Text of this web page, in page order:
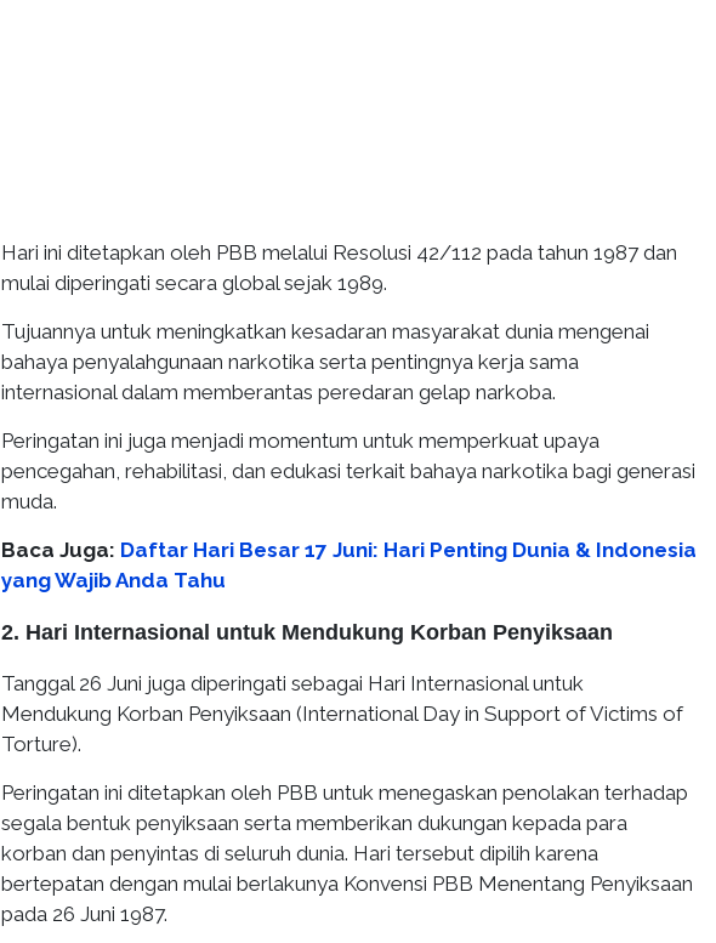
Hari ini ditetapkan oleh PBB melalui Resolusi 42/112 pada tahun 1987 dan
mulai diperingati secara global sejak 1989.
Tujuannya untuk meningkatkan kesadaran masyarakat dunia mengenai
bahaya penyalahgunaan narkotika serta pentingnya kerja sama
internasional dalam memberantas peredaran gelap narkoba.
Peringatan ini juga menjadi momentum untuk memperkuat upaya
pencegahan, rehabilitasi, dan edukasi terkait bahaya narkotika bagi generasi
muda.
Baca Juga: Daftar Hari Besar 17 Juni: Hari Penting Dunia & Indonesia
yang Wajib Anda Tahu
2. Hari Internasional untuk Mendukung Korban Penyiksaan
Tanggal 26 Juni juga diperingati sebagai Hari Internasional untuk
Mendukung Korban Penyiksaan (International Day in Support of Victims of
Torture).
Peringatan ini ditetapkan oleh PBB untuk menegaskan penolakan terhadap
segala bentuk penyiksaan serta memberikan dukungan kepada para
korban dan penyintas di seluruh dunia. Hari tersebut dipilih karena
bertepatan dengan mulai berlakunya Konvensi PBB Menentang Penyiksaan
pada 26 Juni 1987.